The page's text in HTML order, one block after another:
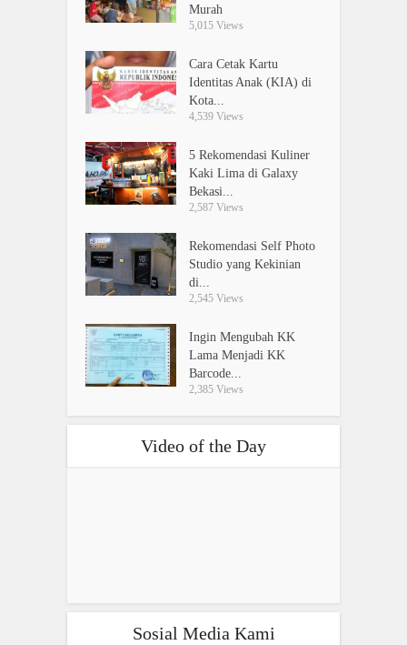
Murah
5,015 Views
Cara Cetak Kartu
Identitas Anak (KIA) di
Kota...
4,539 Views
5 Rekomendasi Kuliner
Kaki Lima di Galaxy
Bekasi...
2,587 Views
Rekomendasi Self Photo
Studio yang Kekinian
di...
2,545 Views
Ingin Mengubah KK
Lama Menjadi KK
Barcode...
2,385 Views
Video of the Day
Sosial Media Kami